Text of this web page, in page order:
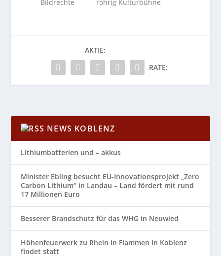
Bildrechte röhrig Kulturbühne
AKTIE:
RATE:
NEWS KOBLENZ
Lithiumbatterien und – akkus
Minister Ebling besucht EU-Innovationsprojekt „Zero
Carbon Lithium“ in Landau – Land fördert mit rund
17 Millionen Euro
Besserer Brandschutz für das WHG in Neuwied
Höhenfeuerwerk zu Rhein in Flammen in Koblenz
findet statt